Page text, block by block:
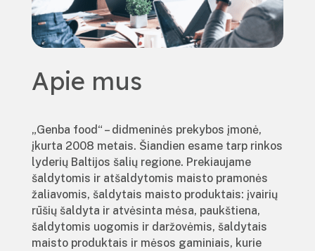
Apie mus
„Genba food“ – didmeninės prekybos įmonė,
įkurta 2008 metais. Šiandien esame tarp rinkos
lyderių Baltijos šalių regione. Prekiaujame
šaldytomis ir atšaldytomis maisto pramonės
žaliavomis, šaldytais maisto produktais: įvairių
rūšių šaldyta ir atvėsinta mėsa, paukštiena,
šaldytomis uogomis ir daržovėmis, šaldytais
maisto produktais ir mėsos gaminiais, kurie